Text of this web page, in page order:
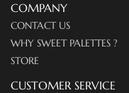
COMPANY
CONTACT US
WHY SWEET PALETTES ?
STORE
CUSTOMER SERVICE